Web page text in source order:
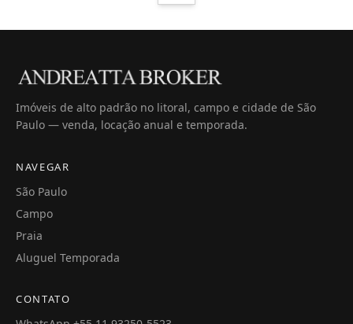
Imóveis de alto padrão no litoral, campo e cidade de São
Paulo — venda, locação anual e temporada.
NAVEGAR
São Paulo
Campo
Praia
Aluguel Temporada
CONTATO